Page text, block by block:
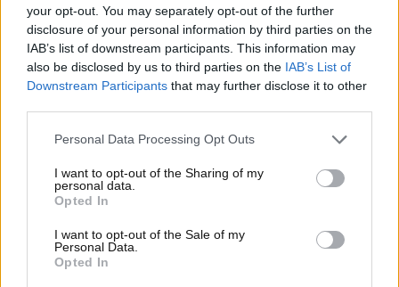
your opt-out. You may separately opt-out of the further
disclosure of your personal information by third parties on the
IAB’s list of downstream participants. This information may
also be disclosed by us to third parties on the IAB’s List of
Downstream Participants that may further disclose it to other
Personal Data Processing Opt Outs
I want to opt-out of the Sharing of my
personal data.
Opted In
I want to opt-out of the Sale of my
Personal Data.
Opted In
corri dal meccanico
Se la spia dellatemperatura dell’autosul cruscotto
non dovesse segnalare la giusta temperatura
menzionata in precedenza, allora
esserci due problemi. Il primo di essi non sarà
particolarmente grave, mentre il secondo dovrà
presto dal meccanico.